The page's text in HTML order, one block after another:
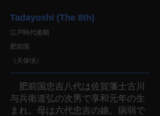
Tadayoshi (The 8th)
江戸時代後期
肥前国
（天保頃）
肥前国忠吉八代は佐賀藩士古川
与兵衛道弘の次男で享和元年の生
まれ。母は六代忠吉の娘。病弱で